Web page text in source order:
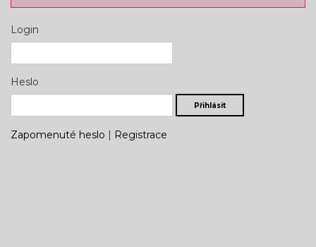
Login
Heslo
Přihlásit
Zapomenuté heslo Registrace